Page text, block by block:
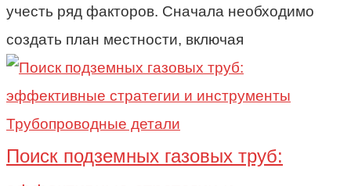
учесть ряд факторов. Сначала необходимо
создать план местности, включая
Трубопроводные детали
Поиск подземных газовых труб: